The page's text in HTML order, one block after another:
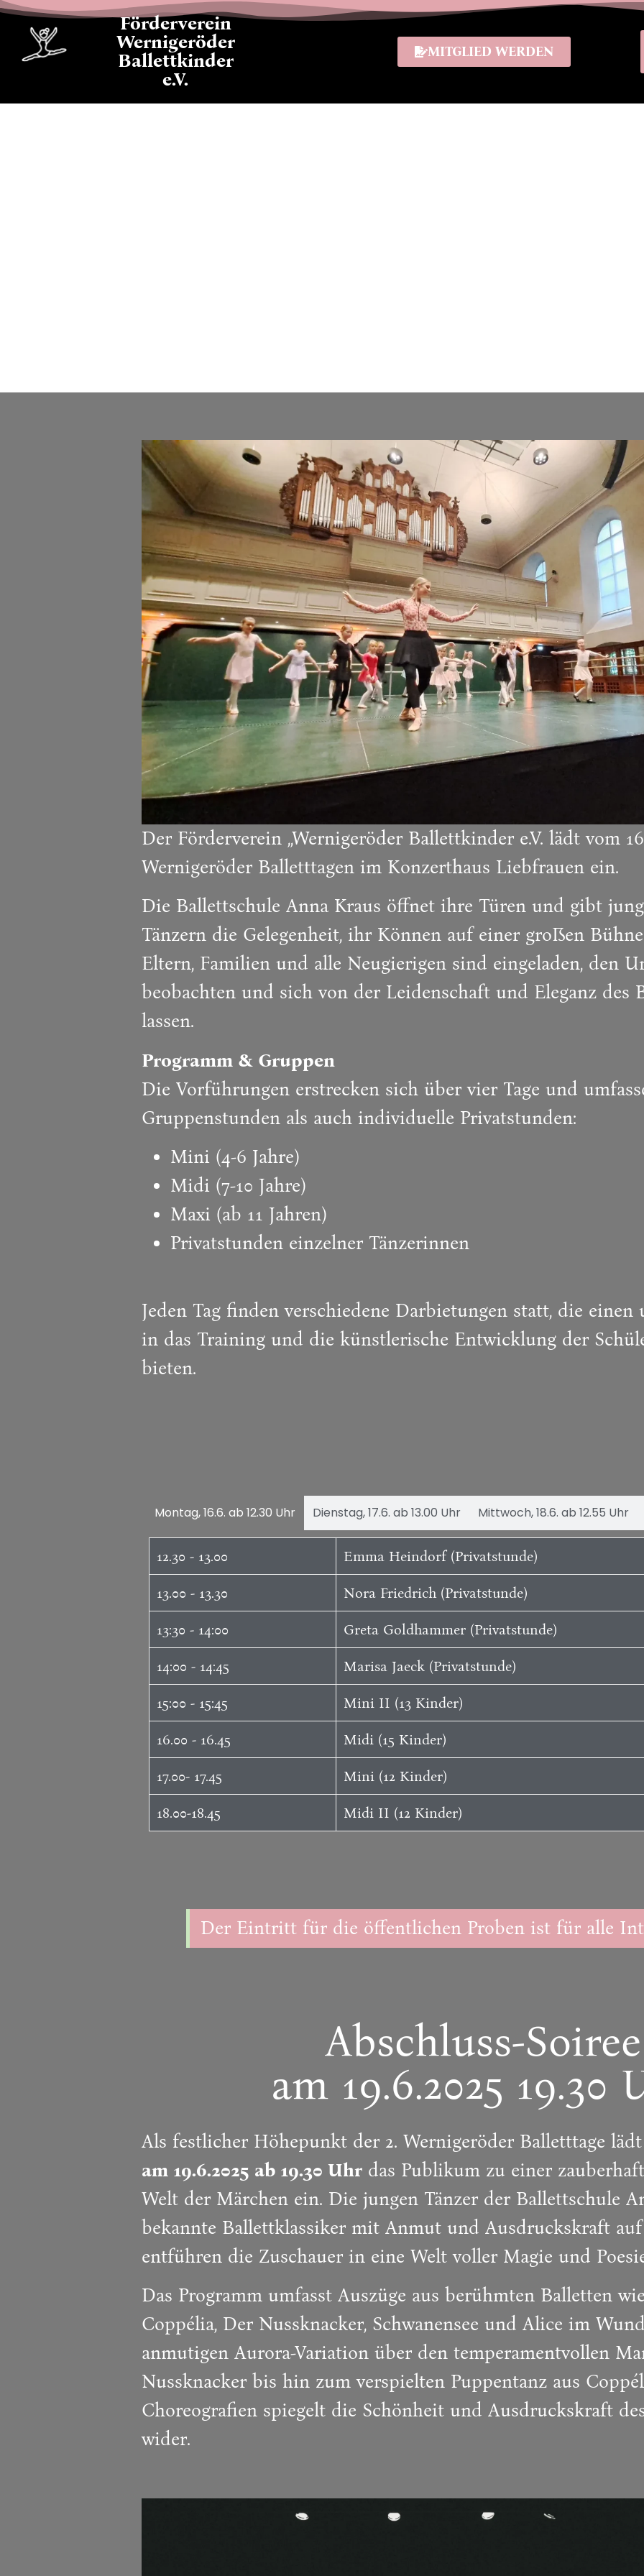
Förderverein
Wernigeröder
Ballettkinder
e.V.
MITGLIED WERDEN
Der Förderverein „Wernigeröder Ballettkinder e.V. lädt vom
Wernigeröder Balletttagen im Konzerthaus Liebfrauen ein.
Die Ballettschule Anna Kraus öffnet ihre Türen und gibt
Tänzern die Gelegenheit, ihr Können auf einer großen
Eltern, Familien und alle Neugierigen sind eingeladen, den
beobachten und sich von der Leidenschaft und Eleganz des
lassen.
Programm & Gruppen
Die Vorführungen erstrecken sich über vier Tage und
Gruppenstunden als auch individuelle Privatstunden:
Mini (4-6 Jahre)
Midi (7-10 Jahre)
Maxi (ab 11 Jahren)
Privatstunden einzelner Tänzerinnen
Jeden Tag finden verschiedene Darbietungen statt, die
in das Training und die künstlerische Entwicklung der
bieten.
Montag, 16.6. ab 12.30 Uhr Dienstag, 17.6. ab 13.00 Uhr Mittwoch, 18.6. ab 12.55 Uhr
12.30 - 13.00 Emma Heindorf (Privatstunde)
13.00 - 13.30 Nora Friedrich (Privatstunde)
13:30 - 14:00 Greta Goldhammer (Privatstunde)
14:00 - 14:45 Marisa Jaeck (Privatstunde)
15:00 - 15:45 Mini II (13 Kinder)
16.00 - 16.45 Midi (15 Kinder)
17.00- 17.45 Mini (12 Kinder)
18.00-18.45 Midi II (12 Kinder)
Der Eintritt für die öffentlichen Proben ist für alle
Abschluss-Soiree
am 19.6.2025 19.30
Als festlicher Höhepunkt der 2. Wernigeröder Balletttage
am 19.6.2025 ab 19.30 Uhr das Publikum zu einer
Welt der Märchen ein. Die jungen Tänzer der Ballettschule
bekannte Ballettklassiker mit Anmut und Ausdruckskraft
entführen die Zuschauer in eine Welt voller Magie und
Das Programm umfasst Auszüge aus berühmten Balletten
Coppélia, Der Nussknacker, Schwanensee und Alice im
anmutigen Aurora-Variation über den temperamentvollen
Nussknacker bis hin zum verspielten Puppentanz aus
Choreografien spiegelt die Schönheit und Ausdruckskraft
wider.